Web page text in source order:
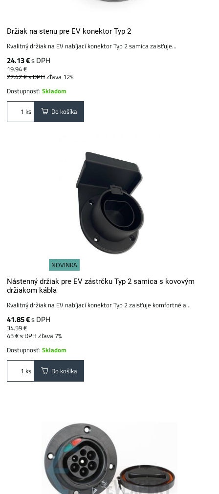
Držiak na stenu pre EV konektor Typ 2
Kvalitný držiak na EV nabíjací konektor Typ 2 samica zaisťuje...
24.13 €s DPH
19.94 €
27.42 €s DPHZľava 12%
Dostupnosť:Skladom
ks Do košíka
NOVINKA
Nástenný držiak pre EV zástrčku Typ 2 samica s kovovým
držiakom kábla
Kvalitný držiak na EV nabíjací konektor Typ 2 zaisťuje komfortné a...
41.85 €s DPH
34.59 €
45 €s DPHZľava 7%
Dostupnosť:Skladom
ks Do košíka